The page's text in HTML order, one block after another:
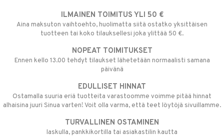
ILMAINEN TOIMITUS YLI 50 €
Aina maksuton vaihtoehto, huolimatta siitä ostatko yksittäisen
tuotteen tai koko tilauksellesi joka ylittää 50 €.
NOPEAT TOIMITUKSET
Ennen kello 13.00 tehdyt tilaukset lähetetään normaalisti samana
päivänä
EDULLISET HINNAT
Ostamalla suuria eriä tuotteita varastoomme voimme pitää hinnat
alhaisina juuri Sinua varten! Voit olla varma, että teet löytöjä sivuillamme.
TURVALLINEN OSTAMINEN
laskulla, pankkikortilla tai asiakastilin kautta